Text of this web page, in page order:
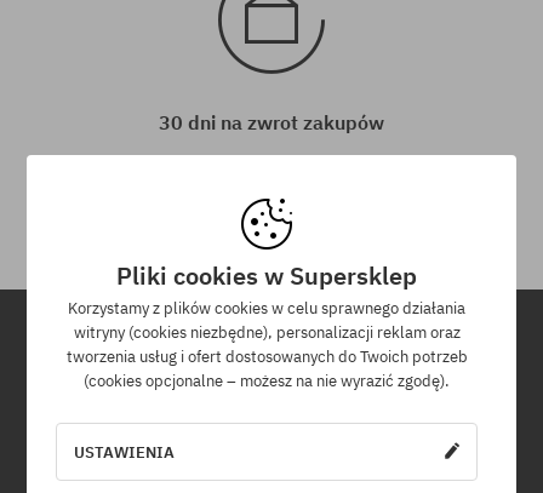
30 dni na zwrot zakupów
otrzymania przesyłki.
Newsletter
Zapisz się do naszego newslettera, a dowiesz się jako pierwszy o
Dodatkowo otrzymasz kod rabatowy -5% na całe zamówienie!
Pliki cookies w Supersklep
Korzystamy z plików cookies w celu sprawnego działania
witryny (cookies niezbędne), personalizacji reklam oraz
tworzenia usług i ofert dostosowanych do Twoich potrzeb
(cookies opcjonalne – możesz na nie wyrazić zgodę).
USTAWIENIA